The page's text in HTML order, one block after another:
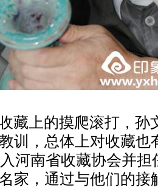
藏上的摸爬滚打，孙
训，总体上对收藏也
河南省收藏协会并
家，通过与他们的接